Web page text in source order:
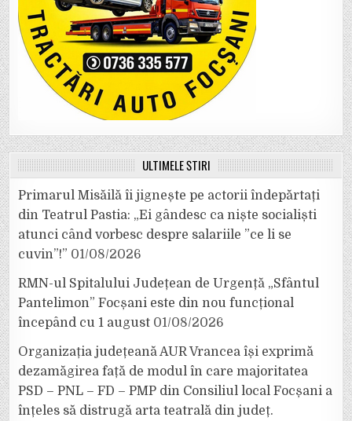
ULTIMELE ȘTIRI
Primarul Misăilă îi jignește pe actorii îndepărtați
din Teatrul Pastia: „Ei gândesc ca niște socialiști
atunci când vorbesc despre salariile ”ce li se
cuvin”!” 01/08/2026
RMN-ul Spitalului Județean de Urgență „Sfântul
Pantelimon” Focșani este din nou funcțional
începând cu 1 august 01/08/2026
Organizația județeană AUR Vrancea își exprimă
dezamăgirea față de modul în care majoritatea
PSD – PNL – FD – PMP din Consiliul local Focșani a
înțeles să distrugă arta teatrală din județ.